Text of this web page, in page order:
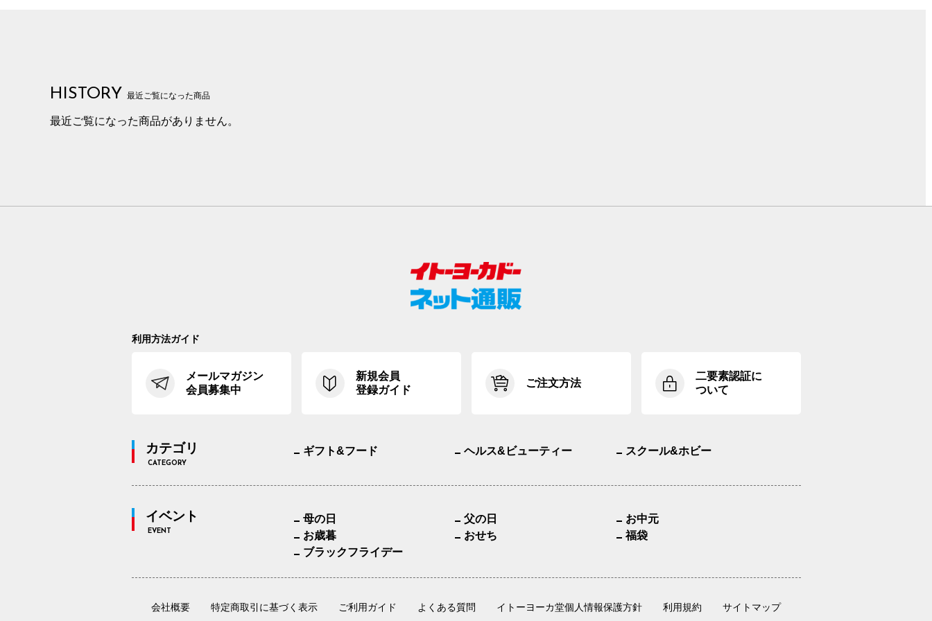
HISTORY 最近ご覧になった商品
最近ご覧になった商品がありません。
利用方法ガイド
メールマガジン
会員募集中
新規会員
登録ガイド
ご注文方法
二要素認証に
ついて
カテゴリ
CATEGORY
ギフト&フード ヘルス&ビューティー スクール&ホビー
イベント
EVENT
母の日 父の日
お中元
お歳暮
おせち
福袋
ブラックフライデー
会社概要 特定商取引に基づく表示 ご利用ガイド よくある質問 イトーヨーカ堂個人情報保護方針 利用規約 サイトマップ